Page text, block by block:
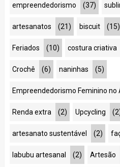
empreendedorismo (37)
artesanatos (21) biscuit (15)
Feriados (10) costura criativa
Crochê (6) naninhas (5)
Empreendedorismo Feminino no
Renda extra (2) Upcycling
artesanato sustentável (2)
labubu artesanal (2) Artesão